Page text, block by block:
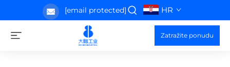
[email protected] HR
Zatražite ponudu